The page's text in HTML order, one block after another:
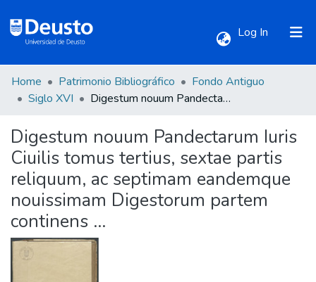
Log In (current)
Communities & Collections
All of DSpace
Statistics
Home Patrimonio Bibliográfico
Fondo Antiguo
Siglo XVI
Digestum nouum Pandectarum Iuris Ciuilis tomus tertius, sextae partis reliquum, ac septimam eandemque nouissimam Digestorum partem continens ...
Digestum nouum Pandectarum Iuris
Ciuilis tomus tertius, sextae partis
reliquum, ac septimam eandemque
nouissimam Digestorum partem
continens ...